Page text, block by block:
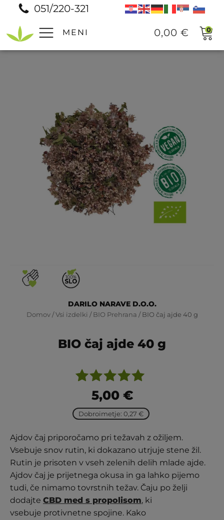
051/220-321
MENI 0,00 € 0
DARILO NARAVE D.O.O.
Domov/Vsi izdelki /BIO Prehrana / BIO čaj ajde 40 g
BIO čaj ajde 40 g
Ocenjeno
z5.00od
5 na
podlagi
ocene
strank
5,00 €
Dobroimetje: 0,27 €
Ajdov čaj priporočamo pri težavah z ožiljem.
Vsebuje snov rutin, ki dokazano utrjuje stene žil.
Rutin je prisoten v vseh zelenih delih mlade ajde.
Ajdov čaj je prijetnega okusa in ga lahko pijemo
tudi, če nimamo tovrstnih težav. Čaju po želji
dodajte CBD med s propolisom, ki
vsebuje protivnetne spojine. Kako